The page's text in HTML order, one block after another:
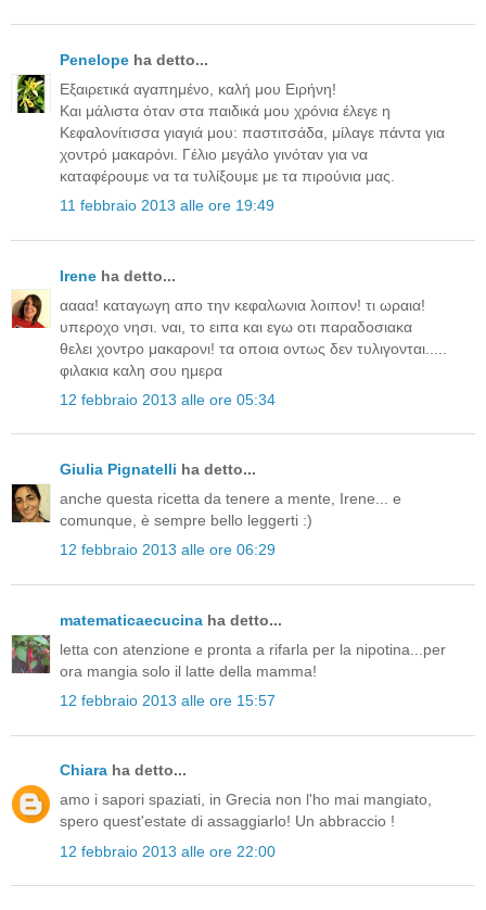
Penelope ha detto...
Εξαιρετικά αγαπημένο, καλή μου Ειρήνη!
Και μάλιστα όταν στα παιδικά μου χρόνια έλεγε η
Κεφαλoνίτισσα γιαγιά μου: παστιτσάδα, μίλαγε πάντα για
χοντρό μακαρόνι. Γέλιο μεγάλο γινόταν για να
καταφέρουμε να τα τυλίξουμε με τα πιρούνια μας.
11 febbraio 2013 alle ore 19:49
Irene ha detto...
αααα! καταγωγη απο την κεφαλωνια λοιπον! τι ωραια!
υπεροχο νησι. ναι, το ειπα και εγω οτι παραδοσιακα
θελει χοντρο μακαρονι! τα οποια οντως δεν τυλιγονται.....
φιλακια καλη σου ημερα
12 febbraio 2013 alle ore 05:34
Giulia Pignatelli ha detto...
anche questa ricetta da tenere a mente, Irene... e
comunque, è sempre bello leggerti :)
12 febbraio 2013 alle ore 06:29
matematicaecucina ha detto...
letta con atenzione e pronta a rifarla per la nipotina...per
ora mangia solo il latte della mamma!
12 febbraio 2013 alle ore 15:57
Chiara ha detto...
amo i sapori spaziati, in Grecia non l'ho mai mangiato,
spero quest'estate di assaggiarlo! Un abbraccio !
12 febbraio 2013 alle ore 22:00